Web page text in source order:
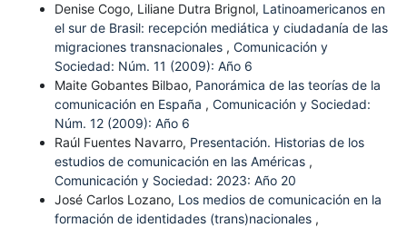
Denise Cogo, Liliane Dutra Brignol, Latinoamericanos en
el sur de Brasil: recepción mediática y ciudadanía de las
migraciones transnacionales , Comunicación y
Sociedad: Núm. 11 (2009): Año 6
Maite Gobantes Bilbao, Panorámica de las teorías de la
comunicación en España , Comunicación y Sociedad:
Núm. 12 (2009): Año 6
Raúl Fuentes Navarro, Presentación. Historias de los
estudios de comunicación en las Américas ,
Comunicación y Sociedad: 2023: Año 20
José Carlos Lozano, Los medios de comunicación en la
formación de identidades (trans)nacionales ,